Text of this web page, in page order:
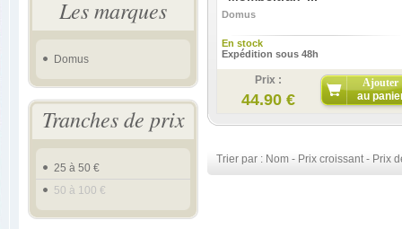
Les marques
Domus
Tranches de prix
25 à 50 €
50 à 100 €
Domus
En stock
Expédition sous 48h
Prix :
44.90 €
Ajouter
au
Trier par : Nom - Prix croissant- Prix